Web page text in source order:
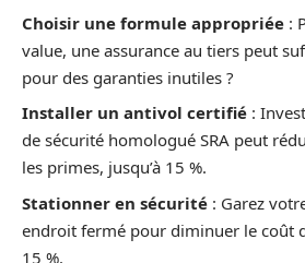
Choisir une formule appropriée :
value, une assurance au tiers peut
pour des garanties inutiles ?
Installer un antivol certifié :
de sécurité homologué SRA peut
les primes, jusqu’à 15 %.
Stationner en sécurité : Garez
endroit fermé pour diminuer le coût
15 %.